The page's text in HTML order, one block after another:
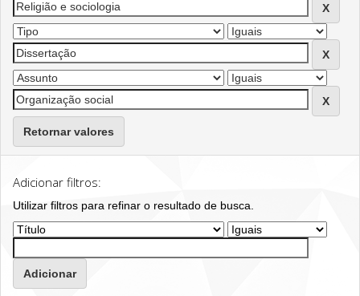
Retornar valores
Adicionar filtros:
Utilizar filtros para refinar o resultado de busca.